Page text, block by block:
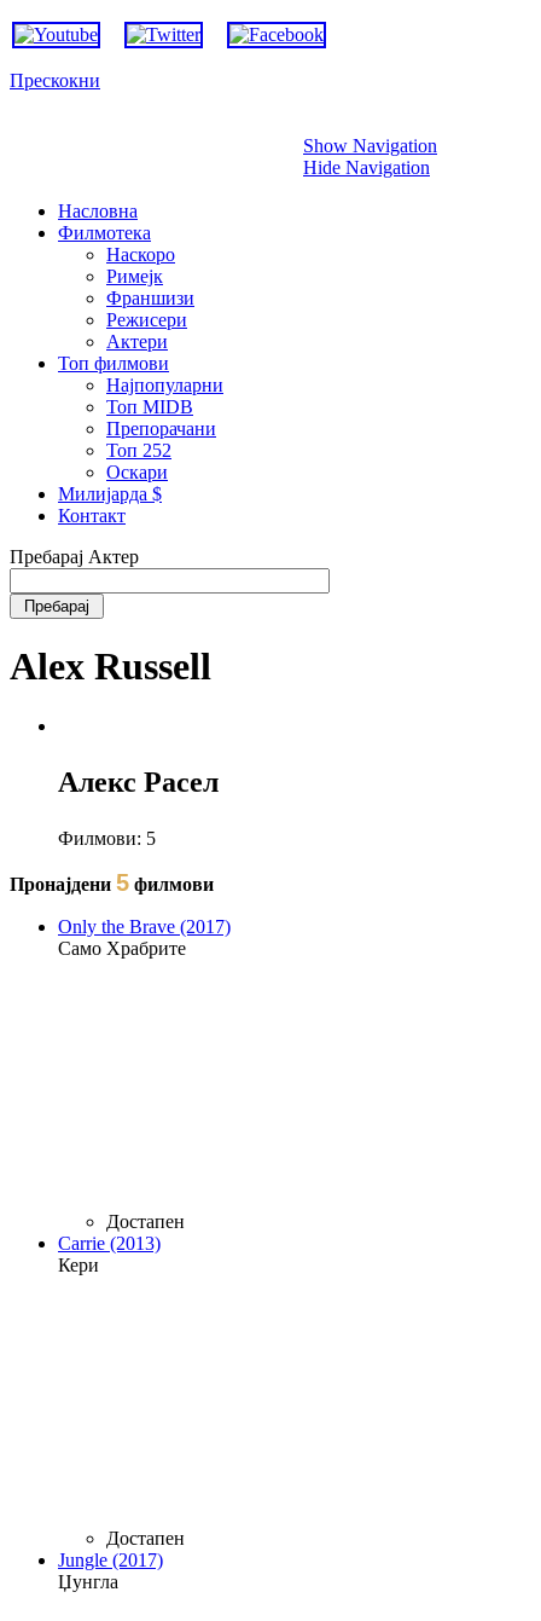
Прескокни
Show Navigation
Hide Navigation
Насловна
Филмотека
Наскоро
Римејк
Франшизи
Режисери
Актери
Топ филмови
Најпопуларни
Топ MIDB
Препорачани
Топ 252
Оскари
Милијарда $
Контакт
Пребарај Актер
Alex Russell
Алекс Расел
Филмови: 5
Пронајдени 5 филмови
Only the Brave (2017)
Само Храбрите
Достапен
Carrie (2013)
Кери
Достапен
Jungle (2017)
Џунгла